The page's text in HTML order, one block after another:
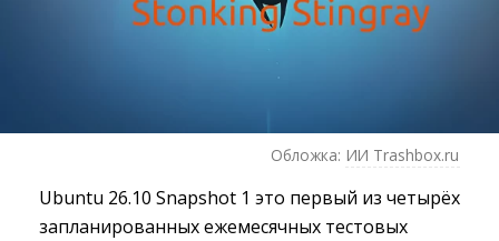
Обложка: ИИ Trashbox.ru
Ubuntu 26.10 Snapshot 1 это первый из четырёх
запланированных ежемесячных тестовых